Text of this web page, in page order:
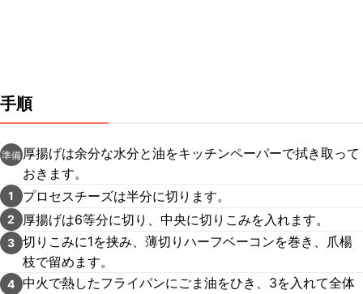
手順
準備 厚揚げは余分な水分と油をキッチンペーパーで拭き取って
おきます。
1 プロセスチーズは半分に切ります。
2 厚揚げは6等分に切り、中央に切りこみを入れます。
3 切りこみに1を挟み、薄切りハーフベーコンを巻き、爪楊
枝で留めます。
4 中火で熱したフライパンにごま油をひき、3を入れて全体